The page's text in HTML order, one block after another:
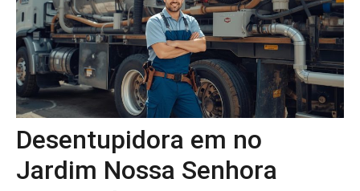
Desentupidora em no
Jardim Nossa Senhora